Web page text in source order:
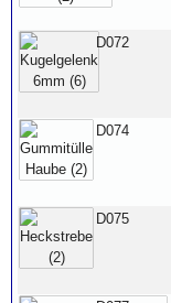
D072
D074
D075